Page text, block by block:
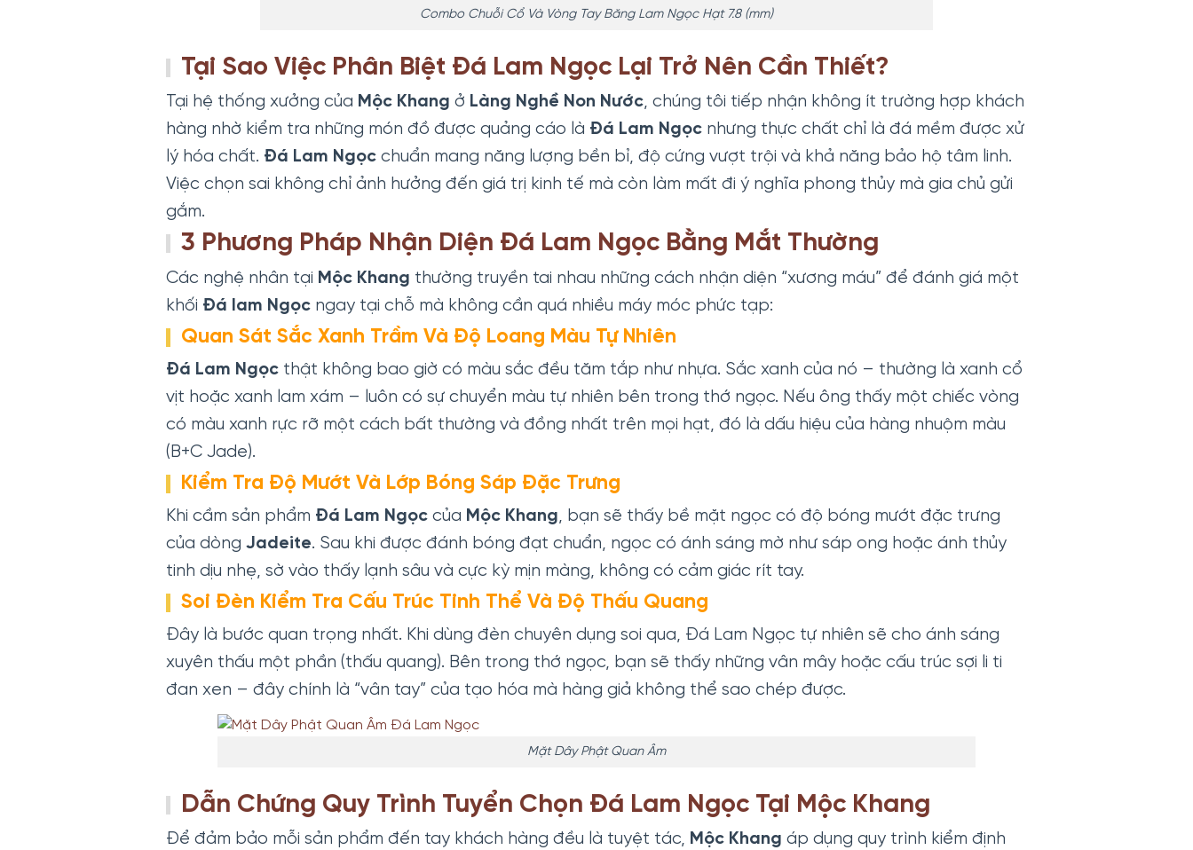
Combo Chuỗi Cổ Và Vòng Tay Băng Lam Ngọc Hạt 7.8 (mm)
Tại Sao Việc Phân Biệt Đá Lam Ngọc Lại Trở Nên Cần Thiết?
Tại hệ thống xưởng của Mộc Khang ở Làng Nghề Non Nước, chúng tôi tiếp nhận không ít trường hợp khách
hàng nhờ kiểm tra những món đồ được quảng cáo là Đá Lam Ngọc nhưng thực chất chỉ là đá mềm được xử
lý hóa chất. Đá Lam Ngọc chuẩn mang năng lượng bền bỉ, độ cứng vượt trội và khả năng bảo hộ tâm linh.
Việc chọn sai không chỉ ảnh hưởng đến giá trị kinh tế mà còn làm mất đi ý nghĩa phong thủy mà gia chủ gửi
gắm.
3 Phương Pháp Nhận Diện Đá Lam Ngọc Bằng Mắt Thường
Các nghệ nhân tại Mộc Khang thường truyền tai nhau những cách nhận diện “xương máu” để đánh giá một
khối Đá lam Ngọc ngay tại chỗ mà không cần quá nhiều máy móc phức tạp:
Quan Sát Sắc Xanh Trầm Và Độ Loang Màu Tự Nhiên
Đá Lam Ngọc thật không bao giờ có màu sắc đều tăm tắp như nhựa. Sắc xanh của nó – thường là xanh cổ
vịt hoặc xanh lam xám – luôn có sự chuyển màu tự nhiên bên trong thớ ngọc. Nếu ông thấy một chiếc vòng
có màu xanh rực rỡ một cách bất thường và đồng nhất trên mọi hạt, đó là dấu hiệu của hàng nhuộm màu
(B+C Jade).
Kiểm Tra Độ Mướt Và Lớp Bóng Sáp Đặc Trưng
Khi cầm sản phẩm Đá Lam Ngọc của Mộc Khang, bạn sẽ thấy bề mặt ngọc có độ bóng mướt đặc trưng
của dòng Jadeite. Sau khi được đánh bóng đạt chuẩn, ngọc có ánh sáng mờ như sáp ong hoặc ánh thủy
tinh dịu nhẹ, sờ vào thấy lạnh sâu và cực kỳ mịn màng, không có cảm giác rít tay.
Soi Đèn Kiểm Tra Cấu Trúc Tinh Thể Và Độ Thấu Quang
Đây là bước quan trọng nhất. Khi dùng đèn chuyên dụng soi qua, Đá Lam Ngọc tự nhiên sẽ cho ánh sáng
xuyên thấu một phần (thấu quang). Bên trong thớ ngọc, bạn sẽ thấy những vân mây hoặc cấu trúc sợi li ti
đan xen – đây chính là “vân tay” của tạo hóa mà hàng giả không thể sao chép được.
Mặt Dây Phật Quan Âm
Dẫn Chứng Quy Trình Tuyển Chọn Đá Lam Ngọc Tại Mộc Khang
Để đảm bảo mỗi sản phẩm đến tay khách hàng đều là tuyệt tác, Mộc Khang áp dụng quy trình kiểm định